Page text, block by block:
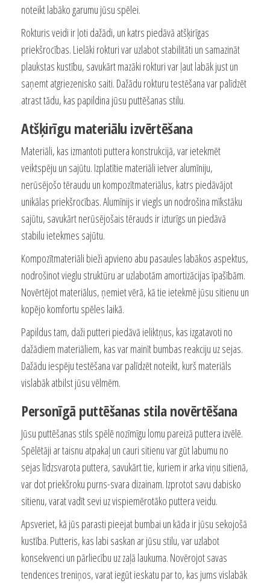
noteikt labāko garumu jūsu spēlei.
Rokturis veidi ir ļoti dažādi, un katrs piedāvā atšķirīgas
priekšrocības. Lielāki rokturi var uzlabot stabilitāti un samazināt
plaukstas kustību, savukārt mazāki rokturi var ļaut labāk just un
saņemt atgriezenisko saiti. Dažādu rokturu testēšana var palīdzēt
atrast tādu, kas papildina jūsu puttēšanas stilu.
Atšķirīgu materiālu izvērtēšana
Materiāli, kas izmantoti puttera konstrukcijā, var ietekmēt
veiktspēju un sajūtu. Izplatītie materiāli ietver alumīniju,
nerūsējošo tēraudu un kompozītmateriālus, katrs piedāvājot
unikālas priekšrocības. Alumīnijs ir viegls un nodrošina mīkstāku
sajūtu, savukārt nerūsējošais tērauds ir izturīgs un piedāvā
stabilu ietekmes sajūtu.
Kompozītmateriāli bieži apvieno abu pasaules labākos aspektus,
nodrošinot vieglu struktūru ar uzlabotām amortizācijas īpašībām.
Novērtējot materiālus, ņemiet vērā, kā tie ietekmē jūsu sitienu un
kopējo komfortu spēles laikā.
Papildus tam, daži putteri piedāvā ieliktņus, kas izgatavoti no
dažādiem materiāliem, kas var mainīt bumbas reakciju uz sejas.
Dažādu iespēju testēšana var palīdzēt noteikt, kurš materiāls
vislabāk atbilst jūsu vēlmēm.
Personīgā puttēšanas stila novērtēšana
Jūsu puttēšanas stils spēlē nozīmīgu lomu pareizā puttera izvēlē.
Spēlētāji ar taisnu atpakaļ un cauri sitienu var gūt labumu no
sejas līdzsvarota puttera, savukārt tie, kuriem ir arka viņu sitienā,
var dot priekšroku purns-svara dizainam. Izprotot savu dabisko
sitienu, varat vadīt sevi uz vispiemērotāko puttera veidu.
Apsveriet, kā jūs parasti pieejat bumbai un kāda ir jūsu sekojošā
kustība. Putteris, kas labi saskan ar jūsu stilu, var uzlabot
konsekvenci un pārliecību uz zaļā laukuma. Novērojot savas
tendences treniņos, varat iegūt ieskatu par to, kas jums vislabāk